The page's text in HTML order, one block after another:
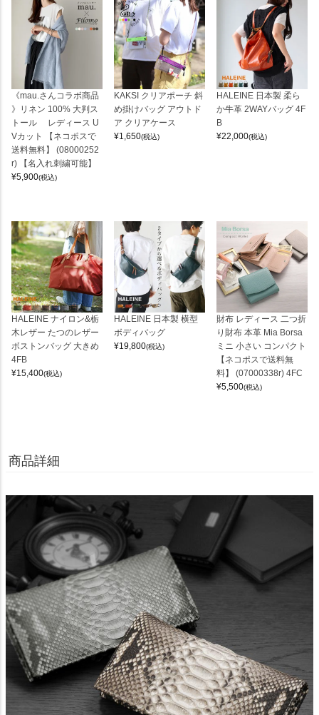
《mau.さんコラボ商品
》リネン 100% 大判ス
トール レディース U
Vカット 【ネコポスで
送料無料】 (08000252
r) 【名入れ刺繍可能】
¥5,900(税込)
KAKSI クリアポーチ 斜
め掛けバッグ アウトド
ア クリアケース
¥1,650(税込)
HALEINE 日本製 柔ら
か牛革 2WAYバッグ 4F
B
¥22,000(税込)
HALEINE ナイロン&栃
木レザー たつのレザー
ボストンバッグ 大きめ
4FB
¥15,400(税込)
HALEINE 日本製 横型
ボディバッグ
¥19,800(税込)
財布 レディース 二つ折
り財布 本革 Mia Borsa
ミニ 小さい コンパクト
【ネコポスで送料無
料】 (07000338r) 4FC
¥5,500(税込)
商品詳細